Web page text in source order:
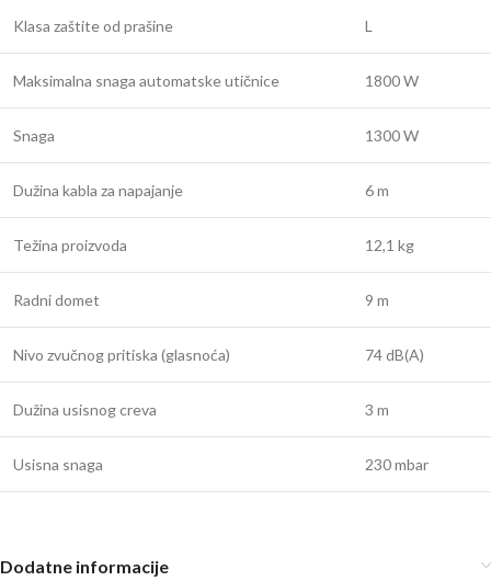
Klasa zaštite od prašine L
Maksimalna snaga automatske utičnice 1800 W
Snaga 1300 W
Dužina kabla za napajanje 6 m
Težina proizvoda 12,1 kg
Radni domet 9 m
Nivo zvučnog pritiska (glasnoća) 74 dB(A)
Dužina usisnog creva 3 m
Usisna snaga 230 mbar
Dodatne informacije